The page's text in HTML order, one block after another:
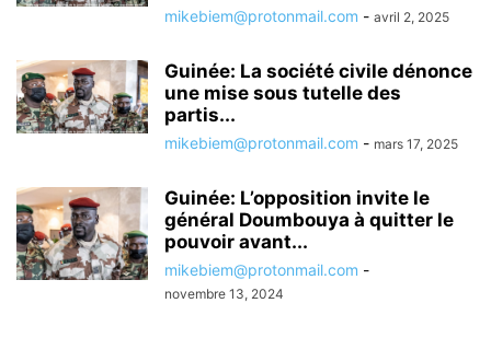
mikebiem@protonmail.com - avril 2, 2025
Guinée: La société civile dénonce
une mise sous tutelle des
partis...
mikebiem@protonmail.com - mars 17, 2025
Guinée: L’opposition invite le
général Doumbouya à quitter le
pouvoir avant...
mikebiem@protonmail.com -
novembre 13, 2024